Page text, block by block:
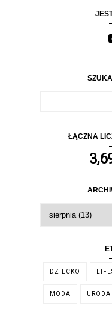
ŁĄCZNA
DZIECKO
MODA URODA